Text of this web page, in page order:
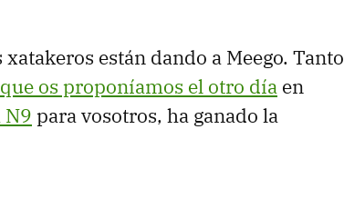
están dando a Meego. Tanto
os proponíamos el otro día en
N9 para vosotros, ha ganado la